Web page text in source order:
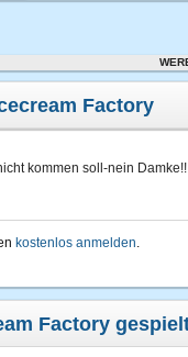
Factory
kommen soll-nein Damke!!
kostenlos anmelden.
Factory